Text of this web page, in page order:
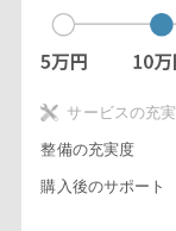
サービスの充
整備の充実度
購入後のサポート